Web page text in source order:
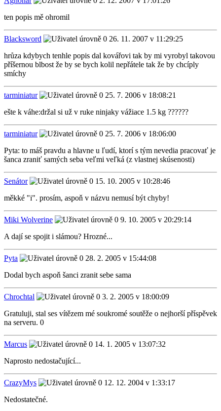
ten popis mě ohromil
Blacksword
26. 11. 2007 v 11:29:25
hrůza kdybych tenhle popis dal kovářovi tak by mi vyrobyl takovou
příšernou blbost že by se bych kolil nepřátele tak že by chcíply
smíchy
tarminiatur
25. 7. 2006 v 18:08:21
ešte k váhe:držal si už v ruke ninjaky vážiace 1.5 kg ??????
tarminiatur
25. 7. 2006 v 18:06:00
Pyta: to máš pravdu a hlavne u ľudí, ktorí s tým nevedia pracovať je
šanca zraniť samých seba veľmi veľká (z vlastnej skúsenosti)
Senátor
15. 10. 2005 v 10:28:46
měkké "i". prosím, aspoň v názvu nemusí být chyby!
Miki Wolverine
9. 10. 2005 v 20:29:14
A dají se spojit i slámou? Hrozné...
Pyta
28. 2. 2005 v 15:44:08
Dodal bych aspoň šanci zranit sebe sama
Chrochtal
3. 2. 2005 v 18:00:09
Gratuluji, stal ses vítězem mé soukromé soutěže o nejhorší příspěvek
na serveru. 0
Marcus
14. 1. 2005 v 13:07:32
Naprosto nedostačující...
CrazyMys
12. 12. 2004 v 1:33:17
Nedostatečné.